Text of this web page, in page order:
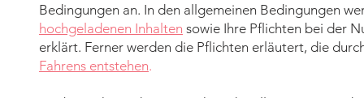
Bedingungen an. In den allgemeinen Bedingungen
hochgeladenen Inhalten sowie Ihre Pflichten bei der
erklärt. Ferner werden die Pflichten erläutert, die
Fahrens entstehen.